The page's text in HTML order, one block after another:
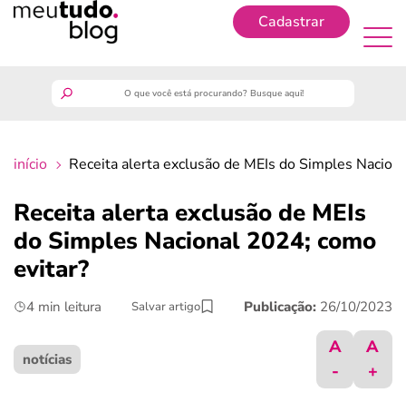
Cadastrar
finanças
benefícios
últimas notícias
início Receita alerta exclusão de MEIs do Simples
Receita alerta exclusão de MEIs
do Simples Nacional 2024; como
evitar?
4 min leitura Salvar artigo Publicação: 26/10/2023
notícias
A
-
A
+